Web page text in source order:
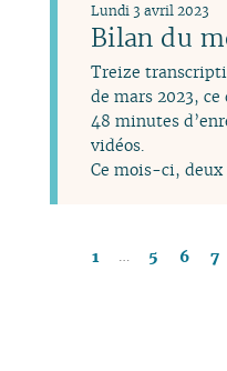
Bilan du
Lundi 3 avril 2023
Treize
de mars 2023,
48 minutes
vidéos.
Ce mois-ci,
1 … 5 6 7